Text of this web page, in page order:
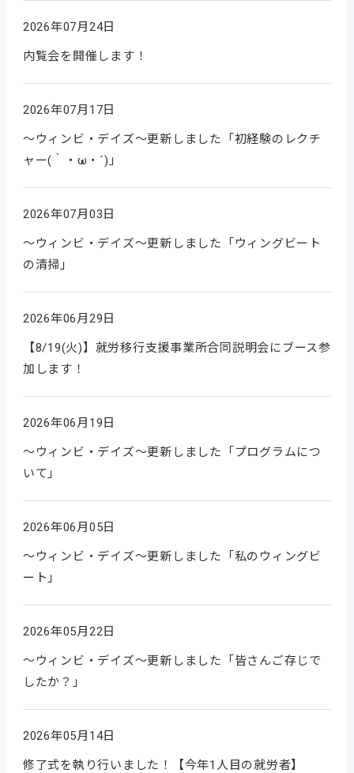
2026年07月24日
内覧会を開催します！
2026年07月17日
～ウィンビ・デイズ～更新しました「初経験のレクチ
ャー(｀・ω・´)」
2026年07月03日
～ウィンビ・デイズ～更新しました「ウィングビート
の清掃」
2026年06月29日
【8/19(火)】就労移行支援事業所合同説明会にブース参
加します！
2026年06月19日
～ウィンビ・デイズ～更新しました「プログラムにつ
いて」
2026年06月05日
～ウィンビ・デイズ～更新しました「私のウィングビ
ート」
2026年05月22日
～ウィンビ・デイズ～更新しました「皆さんご存じで
したか？」
2026年05月14日
修了式を執り行いました！【今年1人目の就労者】